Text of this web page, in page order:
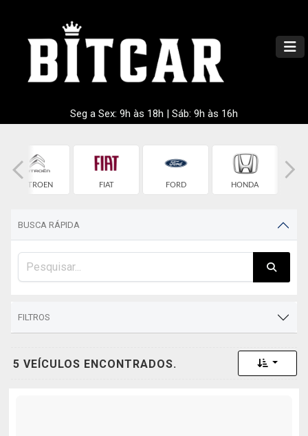
Seg a Sex: 9h às 18h | Sáb: 9h às 16h
CITROEN FIAT FORD HONDA
BUSCA RÁPIDA
FILTROS
5 VEÍCULOS ENCONTRADOS. Toggle